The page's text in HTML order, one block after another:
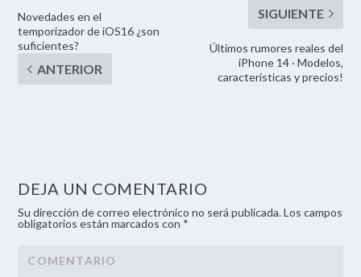
Novedades en el
temporizador de iOS16 ¿son
suficientes?
Últimos rumores reales del
iPhone 14 · Modelos,
características y precios!
DEJA UN COMENTARIO
Su dirección de correo electrónico no será publicada. Los campos
obligatorios están marcados con *